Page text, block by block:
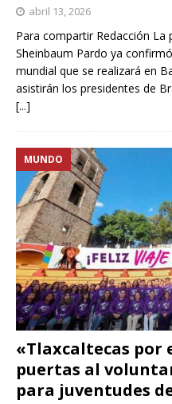
abril 13, 2026
Para compartir Redacción La
Sheinbaum Pardo ya
mundial que se realizará en
asistirán los presidentes de
[...]
«Tlaxcaltecas por
puertas al
para juventudes
MUNDO